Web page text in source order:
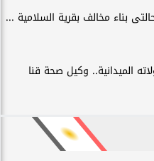
بناء مخالف بقرية السلامية ...
الميدانية.. وكيل صحة قنا